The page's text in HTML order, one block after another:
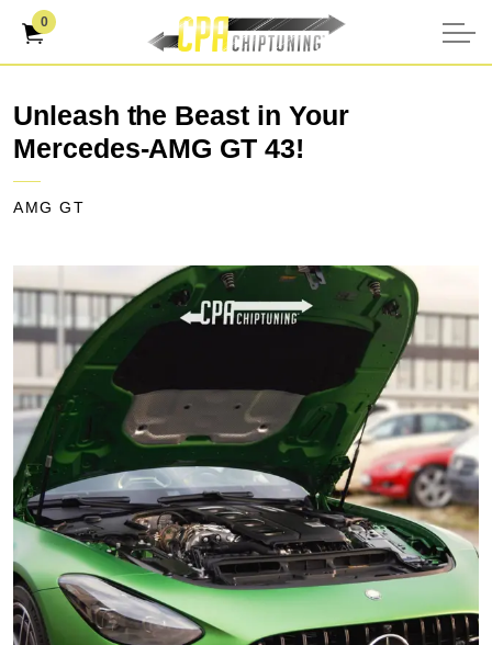
0
Unleash the Beast in Your
Mercedes-AMG GT 43!
AMG GT